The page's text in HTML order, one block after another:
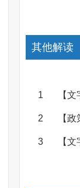
其他解读
1 【
2 【
3 【